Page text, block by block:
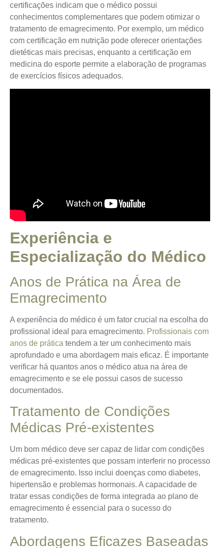
certificações indicam que o médico possui
conhecimentos complementares que podem otimizar o
tratamento de emagrecimento. Por exemplo, um médico
com certificação em nutrição pode oferecer orientações
dietéticas mais precisas, enquanto a certificação em
medicina do esporte permite a elaboração de programas
de exercícios físicos adequados.
Experiência e
Especialização do Médico
Anos de Prática na Área de
Emagrecimento
A experiência do médico é um fator crucial na escolha do
profissional ideal para emagrecimento. Profissionais com
anos de prática tendem a ter um conhecimento mais
aprofundado e uma abordagem mais eficaz. É importante
verificar há quantos anos o médico atua na área de
emagrecimento e se ele possui casos de sucesso
documentados.
Tratamento de Condições
Médicas Pré-existentes
Um bom médico deve ser capaz de lidar com condições
médicas pré-existentes que possam interferir no processo
de emagrecimento. Isso inclui doenças como diabetes,
hipertensão e problemas hormonais. A capacidade de
tratar essas condições de forma integrada ao plano de
emagrecimento é essencial para o sucesso do
tratamento.
Abordagens Eficazes Baseadas